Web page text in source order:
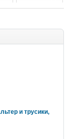
и трусики,